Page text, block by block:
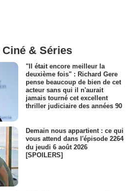
& Séries
"Il était encore meilleur la
deuxième fois" : Richard Gere
pense beaucoup de bien de cet
acteur sans qui il n'aurait
jamais tourné cet excellent
thriller judiciaire des années 90
Demain nous appartient : ce qui
vous attend dans l'épisode 2264
du jeudi 6 août 2026
[SPOILERS]